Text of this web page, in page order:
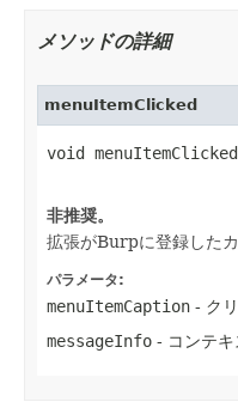
メソッドの詳細
menuItemClicked
void
非推奨。
拡張がBurpに登録した
パラメータ:
menuItemCaption - ク
messageInfo - コンテキ